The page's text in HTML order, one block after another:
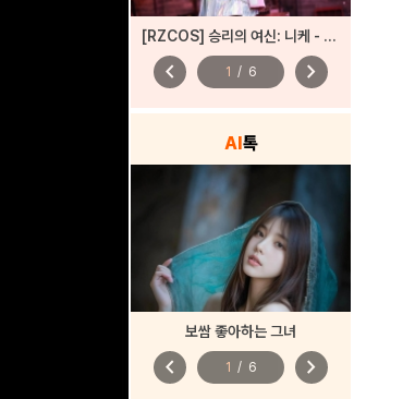
[RZCOS] 승리의 여신: 니케 - 바이퍼 (Model. 시루)
chevron_left 1 / 6 chevron_right
AI톡
보쌈 좋아하는 그녀
chevron_left 1 / 6 chevron_right